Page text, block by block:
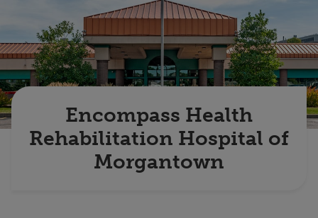
Inversores
Empleos
Pagar mi facturaEncompass Health
Rehabilitation Hospital of
Morgantown